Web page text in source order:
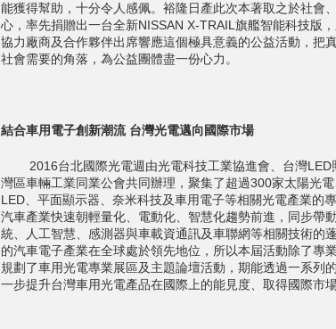
能獲得幫助，十分令人感佩。裕隆日產此次本著取之於社會
心，率先捐贈出一台全新NISSAN X-TRAIL旗艦智能科技版
協力廠商及合作夥伴出席響應這個極具意義的公益活動，把
社會需要的角落，為公益團體盡一份心力。
結合車用電子創新潮流 台灣光電邁向國際市場
2016台北國際光電週由光電科技工業協進會、台灣LED
灣區車輛工業同業公會共同辦理，聚集了超過300家太陽光電
LED、平面顯示器、奈米科技及車用電子等相關光電產業的
汽車產業快速朝輕量化、電動化、智慧化趨勢前進，同步帶
統、人工智慧、感測器與車載資通訊及車聯網等相關技術的
的汽車電子產業在全球處於領先地位，所以本屆活動除了專
規劃了車用光電專業展區及主題論壇活動，期能透過一系列
一步提升台灣車用光電產品在國際上的能見度、取得國際市場